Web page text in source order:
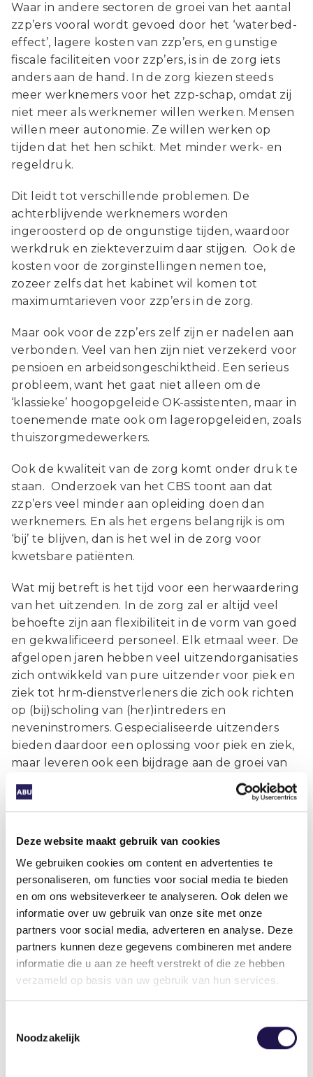
Deze website maakt gebruik van cookies
We gebruiken cookies om content en advertenties te
personaliseren, om functies voor social media te bieden
en om ons websiteverkeer te analyseren. Ook delen we
informatie over uw gebruik van onze site met onze
partners voor social media, adverteren en analyse. Deze
partners kunnen deze gegevens combineren met andere
informatie die u aan ze heeft verstrekt of die ze hebben
verzameld op basis van uw gebruik van hun services.
Noodzakelijk
Waar in andere sectoren de groei van het aantal
zzp’ers vooral wordt gevoed door het ‘waterbed-
effect’, lagere kosten van zzp’ers, en gunstige
fiscale faciliteiten voor zzp’ers, is in de zorg iets
anders aan de hand. In de zorg kiezen steeds
meer werknemers voor het zzp-schap, omdat zij
niet meer als werknemer willen werken. Mensen
willen meer autonomie. Ze willen werken op
tijden dat het hen schikt. Met minder werk- en
regeldruk.
Dit leidt tot verschillende problemen. De
achterblijvende werknemers worden
ingeroosterd op de ongunstige tijden, waardoor
werkdruk en ziekteverzuim daar stijgen. Ook de
kosten voor de zorginstellingen nemen toe,
zozeer zelfs dat het kabinet wil komen tot
maximumtarieven voor zzp’ers in de zorg.
Maar ook voor de zzp’ers zelf zijn er nadelen aan
verbonden. Veel van hen zijn niet verzekerd voor
pensioen en arbeidsongeschiktheid. Een serieus
probleem, want het gaat niet alleen om de
‘klassieke’ hoogopgeleide OK-assistenten, maar in
toenemende mate ook om lageropgeleiden, zoals
thuiszorgmedewerkers.
Ook de kwaliteit van de zorg komt onder druk te
staan. Onderzoek van het CBS toont aan dat
zzp’ers veel minder aan opleiding doen dan
werknemers. En als het ergens belangrijk is om
‘bij’ te blijven, dan is het wel in de zorg voor
kwetsbare patiënten.
Wat mij betreft is het tijd voor een herwaardering
van het uitzenden. In de zorg zal er altijd veel
behoefte zijn aan flexibiliteit in de vorm van goed
en gekwalificeerd personeel. Elk etmaal weer. De
afgelopen jaren hebben veel uitzendorganisaties
zich ontwikkeld van pure uitzender voor piek en
ziek tot hrm-dienstverleners die zich ook richten
op (bij)scholing van (her)intreders en
neveninstromers. Gespecialiseerde uitzenders
bieden daardoor een oplossing voor piek en ziek,
maar leveren ook een bijdrage aan de groei van
het arbeidspotentieel. En niet in de laatste plaats:
als best gereguleerde vorm van externe
flexibiliteit biedt uitzendwerk een beter en
autonomie willen over hun inzetbaarheid.
Preken voor eigen parochie? Ja. Maar met een
reden.
Auteur
Deel dit artikel